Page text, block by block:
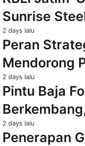
Sunrise
2 days lalu
Peran
Mendorong
2 days lalu
Pintu Baja
2 days lalu
Penerapan